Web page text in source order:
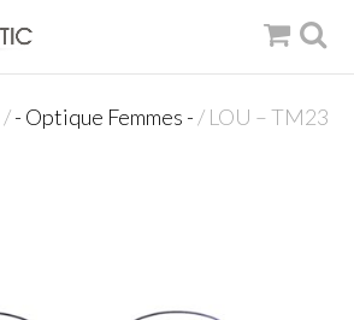
/- Optique Femmes - / LOU – TM23